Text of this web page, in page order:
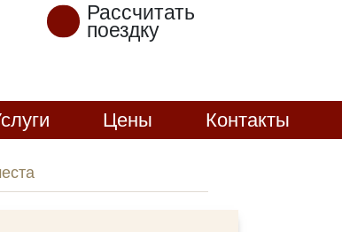
Рассчитать
поездку
Цены Контакты